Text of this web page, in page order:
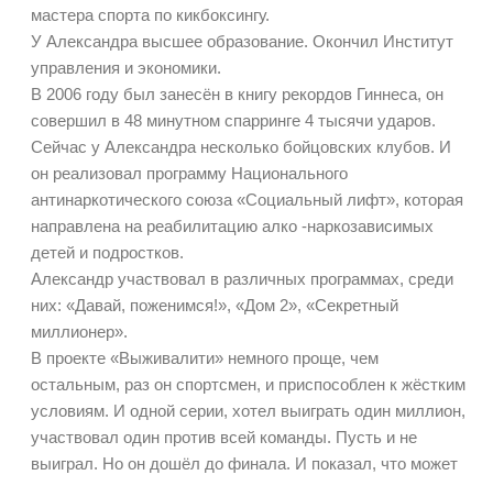
мастера спорта по кикбоксингу.
У Александра высшее образование. Окончил Институт
управления и экономики.
В 2006 году был занесён в книгу рекордов Гиннеса, он
совершил в 48 минутном спарринге 4 тысячи ударов.
Сейчас у Александра несколько бойцовских клубов. И
он реализовал программу Национального
антинаркотического союза «Социальный лифт», которая
направлена на реабилитацию алко -наркозависимых
детей и подростков.
Александр участвовал в различных программах, среди
них: «Давай, поженимся!», «Дом 2», «Секретный
миллионер».
В проекте «Выживалити» немного проще, чем
остальным, раз он спортсмен, и приспособлен к жёстким
условиям. И одной серии, хотел выиграть один миллион,
участвовал один против всей команды. Пусть и не
выиграл. Но он дошёл до финала. И показал, что может